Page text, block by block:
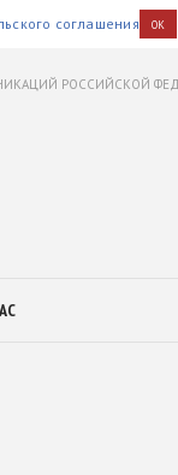
соглашения OK
РОССИЙСКОЙ